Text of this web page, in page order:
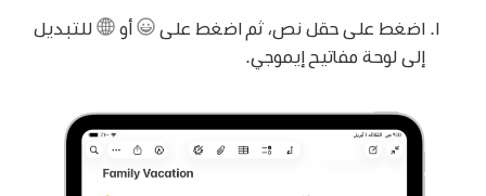
اضغط على حقل نص، ثم اضغط على أو
للتبديل
إلى لوحة مفاتيح إيموجي.